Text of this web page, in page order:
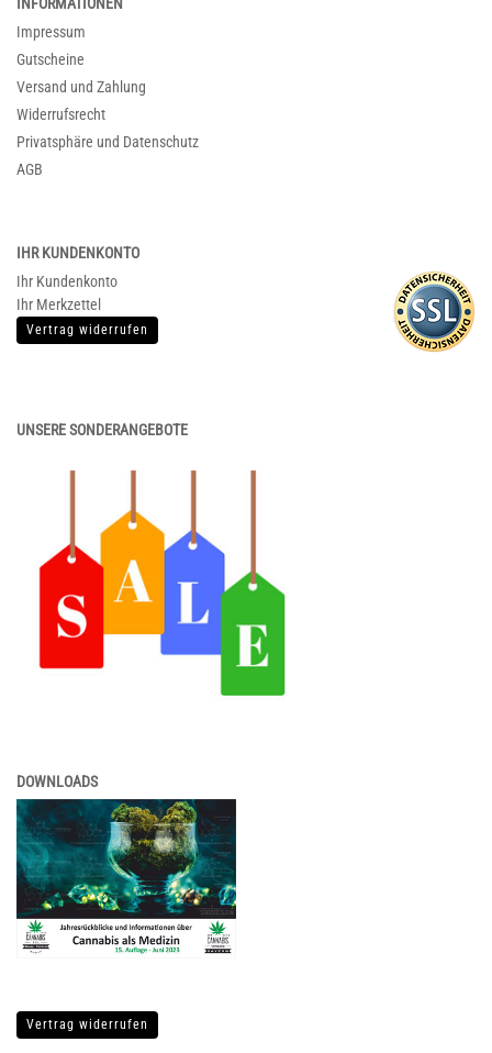
Impressum
Gutscheine
Versand und Zahlung
Widerrufsrecht
Privatsphäre und Datenschutz
AGB
IHR KUNDENKONTO
Ihr Kundenkonto
Ihr Merkzettel
Vertrag widerrufen
UNSERE SONDERANGEBOTE
DOWNLOADS
Vertrag widerrufen